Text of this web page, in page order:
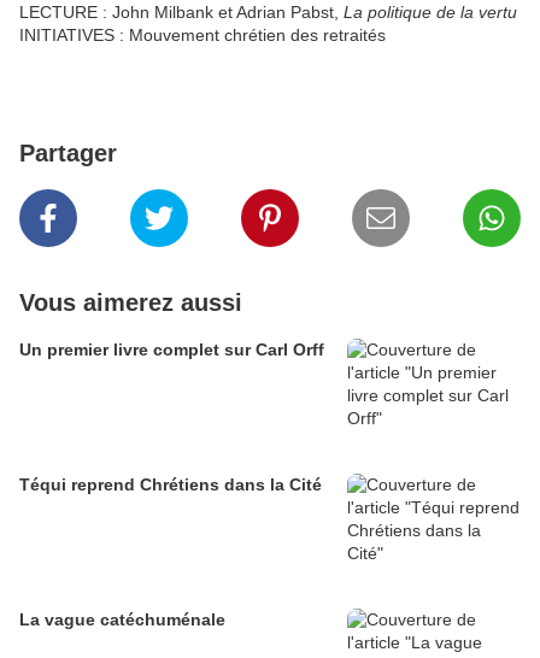
LECTURE : John Milbank et Adrian Pabst, La politique de la vertu
INITIATIVES : Mouvement chrétien des retraités
Partager
Vous aimerez aussi
Un premier livre complet sur Carl Orff
Téqui reprend Chrétiens dans la Cité
La vague catéchuménale